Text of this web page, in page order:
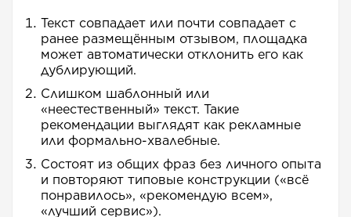
Текст совпадает или почти совпадает с
ранее размещённым отзывом, площадка
может автоматически отклонить его как
дублирующий.
Слишком шаблонный или
«неестественный» текст. Такие
рекомендации выглядят как рекламные
или формально-хвалебные.
Состоят из общих фраз без личного опыта
и повторяют типовые конструкции («всё
понравилось», «рекомендую всем»,
«лучший сервис»).